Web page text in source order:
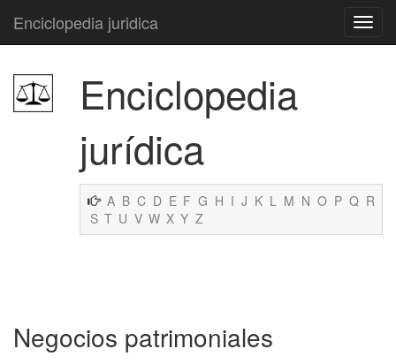
Enciclopedia juridica
Enciclopedia
jurídica
A B C D E F G H I J K L M N O P Q R
S T U V W X Y Z
Negocios patrimoniales